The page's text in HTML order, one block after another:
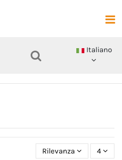
Italiano
Rilevanza 4